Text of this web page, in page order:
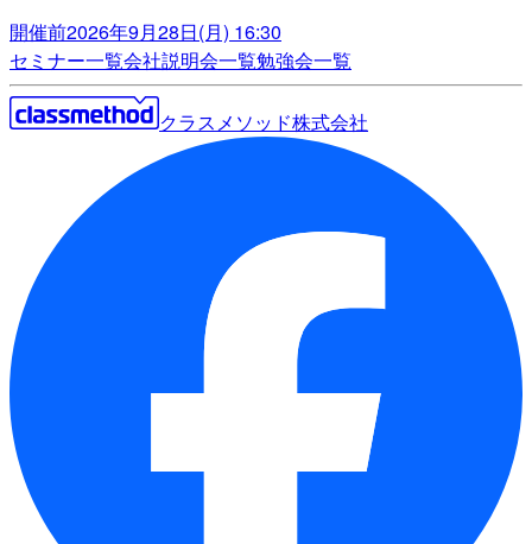
開催前2026年9月28日(月) 16:30
セミナー一覧会社説明会一覧勉強会一覧
クラスメソッド株式会社